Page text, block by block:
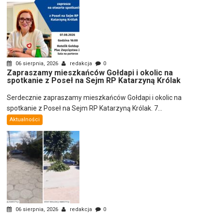
06 sierpnia, 2026 redakcja 0
Zapraszamy mieszkańców Gołdapi i okolic na
spotkanie z Poseł na Sejm RP Katarzyną Królak
Serdecznie zapraszamy mieszkańców Gołdapi i okolic na
spotkanie z Poseł na Sejm RP Katarzyną Królak. 7...
Aktualności
06 sierpnia, 2026 redakcja 0